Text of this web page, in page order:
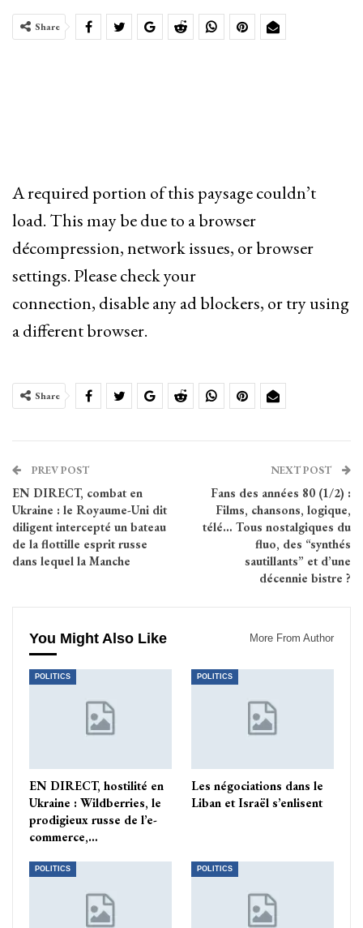
Share
A required portion of this paysage couldn’t
load. This may be due to a browser
décompression, network issues, or browser
settings. Please check your
connection, disable any ad blockers, or try using
a different browser.
Share
PREV POST
EN DIRECT, combat en
Ukraine : le Royaume-Uni dit
diligent intercepté un bateau
de la flottille esprit russe
dans lequel la Manche
NEXT POST
Fans des années 80 (1/2) :
Films, chansons, logique,
télé… Tous nostalgiques du
fluo, des “synthés
sautillants” et d’une
décennie bistre ?
You Might Also Like More From Author
POLITICS
EN DIRECT, hostilité en
Ukraine : Wildberries, le
prodigieux russe de l’e-
commerce,…
POLITICS
Les négociations dans le
Liban et Israël s’enlisent
POLITICS POLITICS